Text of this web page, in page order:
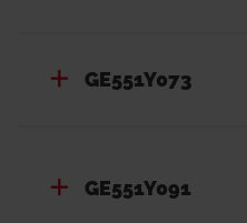
Dima per installazione
- DIME PER SATELLITI
GE551Y073
GE551Y091